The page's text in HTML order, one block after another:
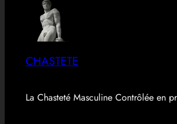
CHASTETE
La Chasteté Masculine Contrôlée en